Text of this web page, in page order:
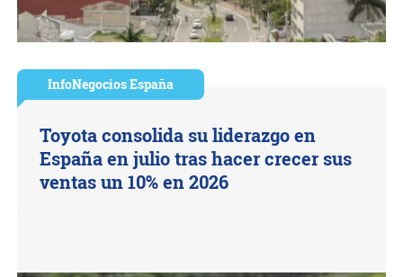
InfoNegocios España
Toyota consolida su liderazgo en
España en julio tras hacer crecer sus
ventas un 10% en 2026